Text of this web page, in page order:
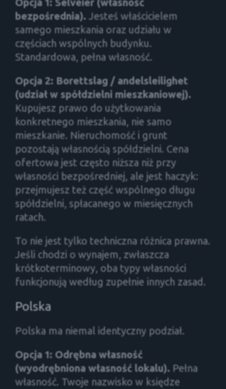
bezpośrednia). Jesteś właścicielem
samego mieszkania oraz udziału w
częściach wspólnych budynku.
Standardowa, pełna własność.
Opcja 2: Borettslag / andelsleilighet
(udział w spółdzielni mieszkaniowej).
Kupujesz prawo do użytkowania
konkretnego mieszkania, nie samo
mieszkanie. Nieruchomość i grunt
pozostają własnością spółdzielni. Cena
ofertowa jest często niższa niż przy
własności bezpośredniej, ale jest haczyk:
przejmujesz też część wspólnego długu
spółdzielni, spłacanego w miesięcznych
ratach.
To nie jest tylko techniczna różnica prawna.
Jeśli chodzi o wynajem, zwłaszcza
krótkoterminowy, oba typy własności
funkcjonują według zupełnie innych zasad.
Polska
Polska ma niemal identyczny podział.
Opcja 1: Odrębna własność
(wyodrębniona własność lokalu). Pełna
własność. Twoje nazwisko w księdze